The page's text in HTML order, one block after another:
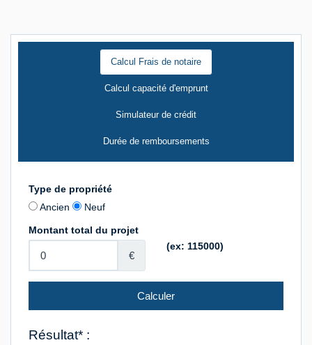
Calcul Frais de notaire
Calcul capacité d'emprunt
Simulateur de crédit
Durée de remboursements